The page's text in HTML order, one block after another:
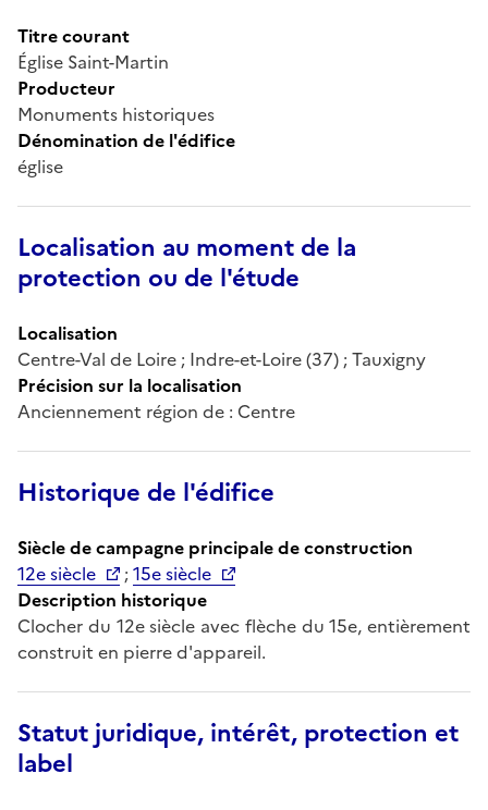
Titre courant
Église Saint-Martin
Producteur
Monuments historiques
Dénomination de l'édifice
église
Localisation au moment de la
protection ou de l'étude
Localisation
Centre-Val de Loire ; Indre-et-Loire (37) ; Tauxigny
Précision sur la localisation
Anciennement région de : Centre
Historique de l'édifice
Siècle de campagne principale de construction
12e siècle
;15e siècle
Description historique
Clocher du 12e siècle avec flèche du 15e, entièrement
construit en pierre d'appareil.
Statut juridique, intérêt, protection et
label